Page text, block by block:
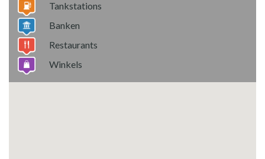
Tankstations
Banken
Restaurants
Winkels